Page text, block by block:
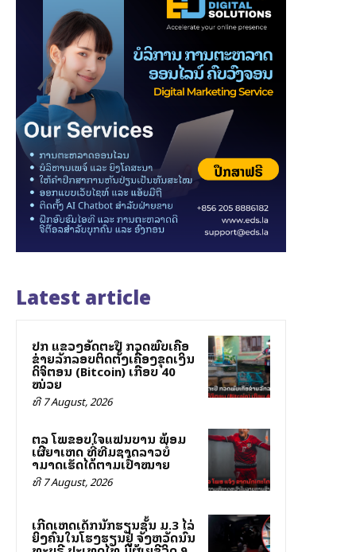
Latest article
ປກສ ແຂວງອັດຕະປື ກວດພົບເຄືອ
ຂ່າຍລັກລອບຕິດຕັ້ງເຄື່ອງຂຸດເງິນ
ດິຈິຕອນ (Bitcoin) ເກືອບ 40
ໝ່ວຍ
ທີ 7 August, 2026
ສຕລ ໂພສຂອບໃຈແຟນບານ ພ້ອມ
ເຜີຍສາເຫດ ທີ່ທີມຊາດລາວບໍ່
ສາມາດເຮັດໄດ້ຕາມເປົ້າໝາຍ
ທີ 7 August, 2026
ເກີດເຫດເດັກນັກຮຽນຊັ້ນ ມ.3 ໄລ່
ຍິງຄົນໃນໂຮງຮຽນຢູ່ ຈັງຫວັດນົນ